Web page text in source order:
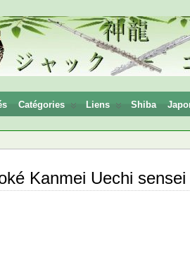
Catégories Liens Shiba
Kanmei Uechi sensei